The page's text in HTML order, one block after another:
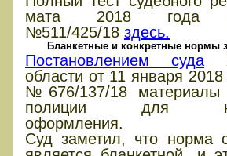
мата 2018 года
№511/425/18 здесь.
Бланкетные и конкретные нормы
Постановлением суда
области от 11 января
№676/137/18 материалы
полиции для
оформления.
Суд заметил, что норма